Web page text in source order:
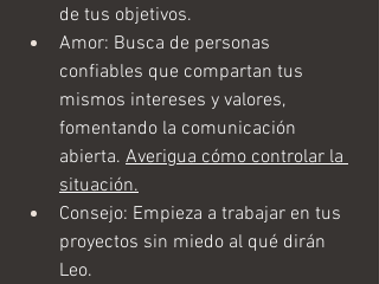
de tus objetivos.
Amor: Busca de personas
confiables que compartan tus
mismos intereses y valores,
fomentando la comunicación
abierta. Averigua cómo controlar la
situación.
Consejo: Empieza a trabajar en tus
proyectos sin miedo al qué dirán
Leo.